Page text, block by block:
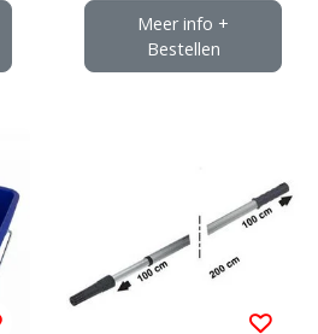
Meer info +
Bestellen